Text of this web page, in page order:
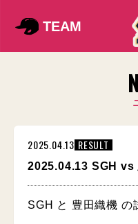
TEAM
2025.04.13 RESULT
2025.04.13 SGH vs
SGH と 豊田織機 の